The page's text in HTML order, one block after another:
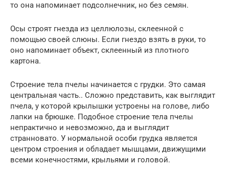
то она напоминает подсолнечник, но без семян.
Осы строят гнезда из целлюлозы, склеенной с
помощью своей слюны. Если гнездо взять в руки, то
оно напоминает объект, склеенный из плотного
картона.
Строение тела пчелы начинается с грудки. Это самая
центральная часть.. Сложно представить, как выглядит
пчела, у которой крылышки устроены на голове, либо
лапки на брюшке. Подобное строение тела пчелы
непрактично и невозможно, да и выглядит
странновато. У нормальной особи грудка является
центром строения и обладает мышцами, движущими
всеми конечностями, крыльями и головой.